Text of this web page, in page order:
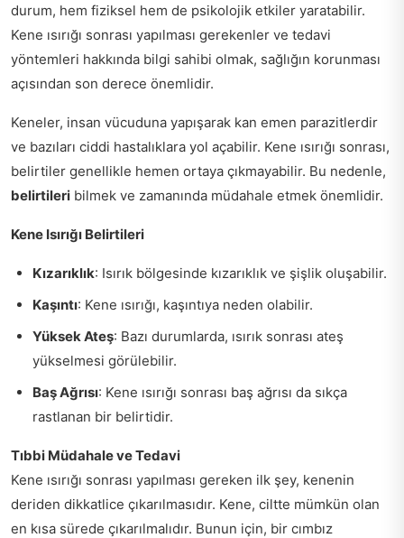
durum, hem fiziksel hem de psikolojik etkiler yaratabilir.
Kene ısırığı sonrası yapılması gerekenler ve tedavi
yöntemleri hakkında bilgi sahibi olmak, sağlığın korunması
açısından son derece önemlidir.
Keneler, insan vücuduna yapışarak kan emen parazitlerdir
ve bazıları ciddi hastalıklara yol açabilir. Kene ısırığı sonrası,
belirtiler genellikle hemen ortaya çıkmayabilir. Bu nedenle,
belirtileri bilmek ve zamanında müdahale etmek önemlidir.
Kene Isırığı Belirtileri
Kızarıklık: Isırık bölgesinde kızarıklık ve şişlik oluşabilir.
Kaşıntı: Kene ısırığı, kaşıntıya neden olabilir.
Yüksek Ateş: Bazı durumlarda, ısırık sonrası ateş
yükselmesi görülebilir.
Baş Ağrısı: Kene ısırığı sonrası baş ağrısı da sıkça
rastlanan bir belirtidir.
Tıbbi Müdahale ve Tedavi
Kene ısırığı sonrası yapılması gereken ilk şey, kenenin
deriden dikkatlice çıkarılmasıdır. Kene, ciltte mümkün olan
en kısa sürede çıkarılmalıdır. Bunun için, bir cımbız